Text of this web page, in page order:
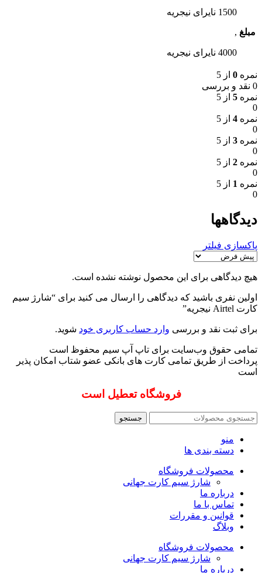
مبلغ
1500 نایرای نیجریه
,
4000 نایرای نیجریه
نمره 0 از 5
0 نقد و بررسی
نمره 5 از 5
0
نمره 4 از 5
0
نمره 3 از 5
0
نمره 2 از 5
0
نمره 1 از 5
0
دیدگاهها
پاکسازی فیلتر
هیچ دیدگاهی برای این محصول نوشته نشده است.
اولین نفری باشید که دیدگاهی را ارسال می کنید برای “شارژ سیم
کارت Airtel نیجریه”
برای ثبت نقد و بررسی وارد حساب کاربری خود شوید.
تمامی حقوق وب‌سایت برای تاپ آپ سیم محفوظ است
پرداخت از طریق تمامی کارت های بانکی عضو شتاب امکان پذیر
است
فروشگاه تعطیل است
جستجو
منو
دسته بندی ها
محصولات فروشگاه
شارژ سیم کارت جهانی
درباره ما
تماس با ما
قوانین و مقررات
وبلاگ
محصولات فروشگاه
شارژ سیم کارت جهانی
درباره ما